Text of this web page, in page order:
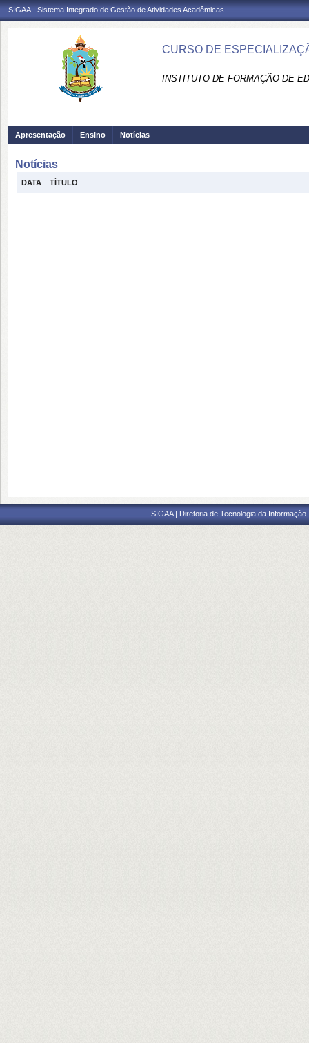
SIGAA - Sistema Integrado de Gestão de Atividades Acadêmicas
CURSO DE
INSTITUTO DE FORMAÇÃO DE
Apresentação Ensino Notícias
Notícias
DATA TÍTULO
SIGAA | Diretoria de Tecnologia da